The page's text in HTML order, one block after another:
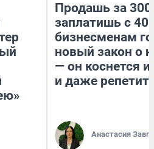
Продашь за
заплатишь с
бизнесменам
новый закон о
— он коснется
и даже
Анастасия